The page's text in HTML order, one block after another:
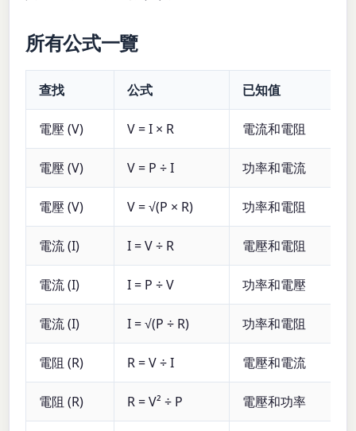
所有公式一覽
查找 公式 已知值
電壓 (V) V = I × R 電流和電阻
電壓 (V) V = P ÷ I 功率和電流
電壓 (V) V = √(P × R) 功率和電阻
電流 (I) I = V ÷ R 電壓和電阻
電流 (I) I = P ÷ V 功率和電壓
電流 (I) I = √(P ÷ R) 功率和電阻
電阻 (R) R = V ÷ I 電壓和電流
電阻 (R) R = V² ÷ P 電壓和功率